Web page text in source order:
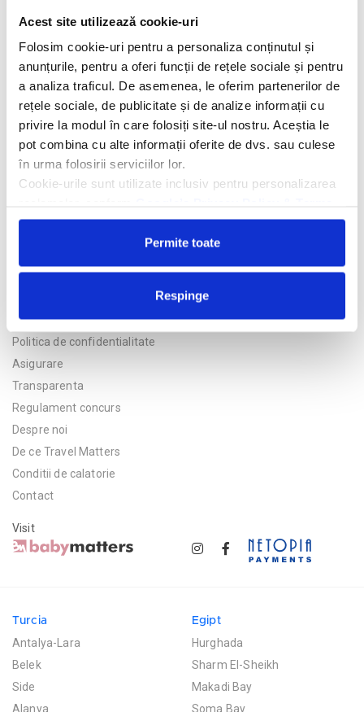
Acest site utilizează cookie-uri
Folosim cookie-uri pentru a personaliza conținutul și
anunțurile, pentru a oferi funcții de rețele sociale și pentru
a analiza traficul. De asemenea, le oferim partenerilor de
rețele sociale, de publicitate și de analize informații cu
privire la modul în care folosiți site-ul nostru. Aceștia le
pot combina cu alte informații oferite de dvs. sau culese
în urma folosirii serviciilor lor.
Cookie-urile sunt utilizate inclusiv pentru personalizarea
Permite toate
Respinge
Descriere hotel
Hotelul Revier Dubai 4*este situat in Business Bay Dubai, la 2
km de Burj Khalifa, la 2,2 km de Dubai Mall, la 8 km de Fantana
Dubai si la 12 km de Aeroportul International Dubai.
Facilitati hotel
Camere hotel
Cere oferta personalizata
Politica de confidentialitate
Asigurare
Transparenta
Regulament concurs
Despre noi
De ce Travel Matters
Conditii de calatorie
Contact
Visit
Turcia
Antalya-Lara
Belek
Side
Alanya
Egipt
Hurghada
Sharm El-Sheikh
Makadi Bay
Soma Bay